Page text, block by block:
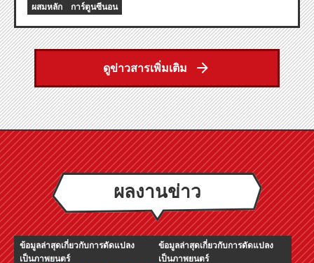
ผสมหลัก การ์ตูนซีนอน
ดูข่าวสารเพิ่มเติม
ผลงานข่าว
ข้อมูลล่าสุดเกี่ยวกับการดัดแปลง
เป็นภาพยนตร์
ข้อมูลล่าสุดเกี่ยวกับการดัดแปลง
เป็นภาพยนตร์